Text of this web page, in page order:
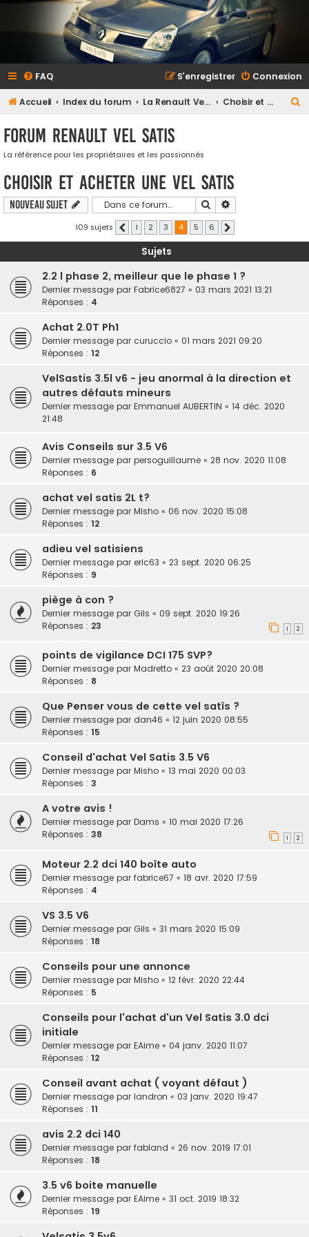
FAQ Connexion
S’enregistrer
Accueil Index du forum La Renault Vel Satis Choisir et acheter une Vel Satis
e
r
Forum Renault VEL SATIS
La référence pour les propriétaires et les passionnés
Choisir et acheter une Vel Satis
Nouveau sujet Rechercher
109 sujets Précédente
1 2 3 4 5 6
Sujets
2.2 l phase 2, meilleur que le phase 1 ?
Dernier message par Fabrice6827 « 03 mars 2021 13:21
Réponses : 4
Achat 2.0T Ph1
Dernier message par curuccio « 01 mars 2021 09:20
Réponses : 12
VelSastis 3.5l v6 - jeu anormal à la direction et
autres défauts mineurs
Dernier message par Emmanuel AUBERTIN « 14 déc. 2020
21:48
Avis Conseils sur 3.5 V6
Dernier message par persoguillaume « 28 nov. 2020 11:08
Réponses : 6
achat vel satis 2L t?
Dernier message par Misho « 06 nov. 2020 15:08
Réponses : 12
adieu vel satisiens
Dernier message par eric63 « 23 sept. 2020 06:25
Réponses : 9
piège à con ?
Dernier message par Gils « 09 sept. 2020 19:26
Réponses : 23 1 2
points de vigilance DCI 175 SVP?
Dernier message par Madretto « 23 août 2020 20:08
Réponses : 8
Que Penser vous de cette vel satîs ?
Dernier message par dan46 « 12 juin 2020 08:55
Réponses : 15
Conseil d'achat Vel Satis 3.5 V6
Dernier message par Misho « 13 mai 2020 00:03
Réponses : 3
A votre avis !
Dernier message par Dams « 10 mai 2020 17:26
Réponses : 38 1 2
Moteur 2.2 dci 140 boîte auto
Dernier message par fabrice67 « 18 avr. 2020 17:59
Réponses : 4
VS 3.5 V6
Dernier message par Gils « 31 mars 2020 15:09
Réponses : 18
Conseils pour une annonce
Dernier message par Misho « 12 févr. 2020 22:44
Réponses : 5
Conseils pour l'achat d'un Vel Satis 3.0 dci
initiale
Dernier message par EAime « 04 janv. 2020 11:07
Réponses : 12
Conseil avant achat ( voyant défaut )
Dernier message par landron « 03 janv. 2020 19:47
Réponses : 11
avis 2.2 dci 140
Dernier message par fabland « 26 nov. 2019 17:01
Réponses : 18
3.5 v6 boite manuelle
Dernier message par EAime « 31 oct. 2019 18:32
Réponses : 19